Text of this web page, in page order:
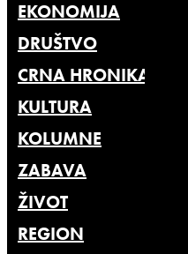
EKONOMIJA
DRUŠTVO
CRNA HRONIKA
KULTURA
KOLUMNE
ZABAVA
ŽIVOT
REGION